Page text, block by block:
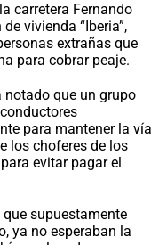
carretera Fernando
vivienda “Iberia”,
extrañas que
para cobrar peaje.
notado que un grupo
para mantener la vía
los choferes de los
evitar pagar el
supuestamente
ya no esperaban la